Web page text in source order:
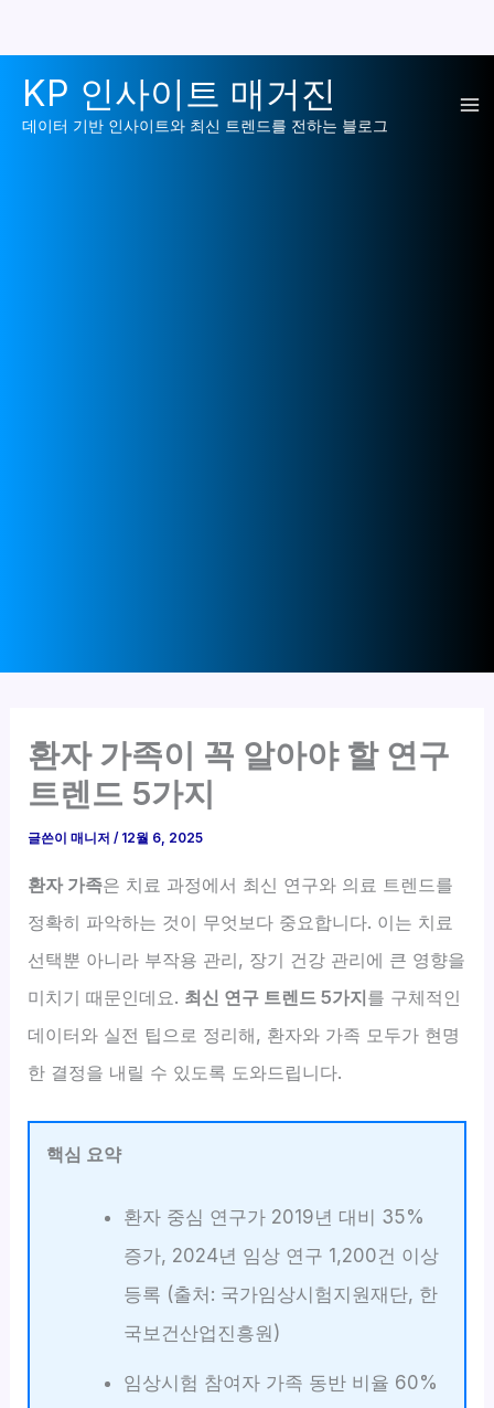
KP 인사이트 매거진
데이터 기반 인사이트와 최신 트렌드를 전하는 블로그
환자 가족이 꼭 알아야 할 연구
트렌드 5가지
글쓴이매니저/ 12월 6, 2025
환자 가족은 치료 과정에서 최신 연구와 의료 트렌드를
정확히 파악하는 것이 무엇보다 중요합니다. 이는 치료
선택뿐 아니라 부작용 관리, 장기 건강 관리에 큰 영향을
미치기 때문인데요. 최신 연구 트렌드 5가지를 구체적인
데이터와 실전 팁으로 정리해, 환자와 가족 모두가 현명
한 결정을 내릴 수 있도록 도와드립니다.
핵심 요약
환자 중심 연구가 2019년 대비 35%
증가, 2024년 임상 연구 1,200건 이상
등록 (출처: 국가임상시험지원재단, 한
국보건산업진흥원)
임상시험 참여자 가족 동반 비율 60%